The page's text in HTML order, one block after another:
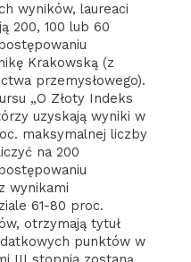
wyników, laureaci
200, 100 lub 60
Krakowską (z
przemysłowego).
„O Złoty Indeks
uzyskają wyniki w
maksymalnej liczby
na 200
wynikami
61-80 proc.
otrzymają tytuł
punktów w